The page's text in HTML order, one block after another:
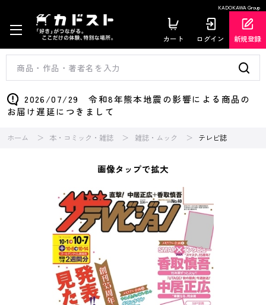
KADOKAWA Group
カート ログイン 新規登録
2026/07/29 令和8年熊本地震の影響による商品の
お届け遅延につきまして
ホーム 本・コミック・雑誌 雑誌・ムック テレビ誌
画像タップで拡大